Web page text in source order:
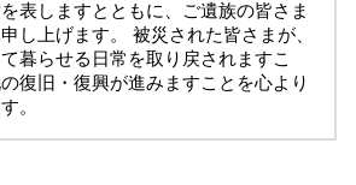
表しますとともに、ご遺族の皆さま
し上げます。 被災された皆さまが、
暮らせる日常を取り戻されますこ
復旧・復興が進みますことを心より
。